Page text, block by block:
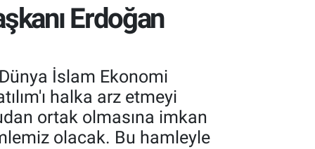
Erdoğan
İslam Ekonomi
halka arz etmeyi
ortak olmasına imkan
olacak. Bu hamleyle